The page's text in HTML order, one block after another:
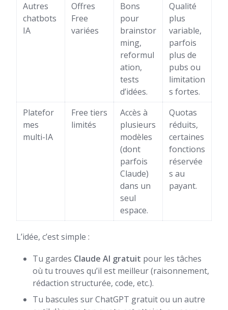
Autres
chatbots
IA
Offres
Free
variées
Bons
pour
brainstor
ming,
reformul
ation,
tests
d’idées.
Qualité
plus
variable,
parfois
plus de
pubs ou
limitation
s fortes.
Platefor
mes
multi-IA
Free tiers
limités
Accès à
plusieurs
modèles
(dont
parfois
Claude)
dans un
seul
espace.
Quotas
réduits,
certaines
fonctions
réservée
s au
payant.
L’idée, c’est simple :
Tu gardes Claude AI gratuit pour les tâches
où tu trouves qu’il est meilleur (raisonnement,
rédaction structurée, code, etc.).
Tu bascules sur ChatGPT gratuit ou un autre